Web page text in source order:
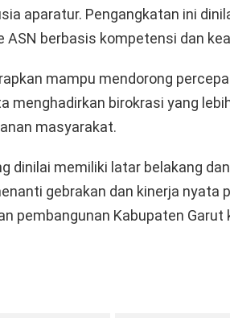
aparatur. Pengangkatan ini
berbasis kompetensi dan
mampu mendorong
menghadirkan birokrasi yang
masyarakat.
dinilai memiliki latar belakang dan
gebrakan dan kinerja nyata
pembangunan Kabupaten Garut